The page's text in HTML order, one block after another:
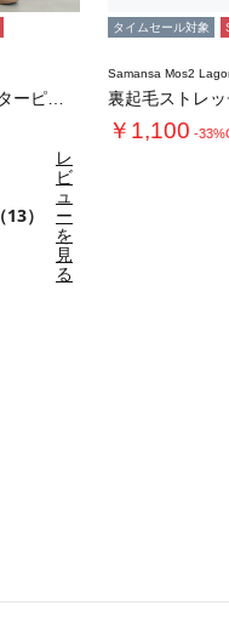
（13）
レ
ビ
ュ
ー
を
見
る
タイムセール対象
Samansa Mos2
裏起毛ストレ
￥1,100 -